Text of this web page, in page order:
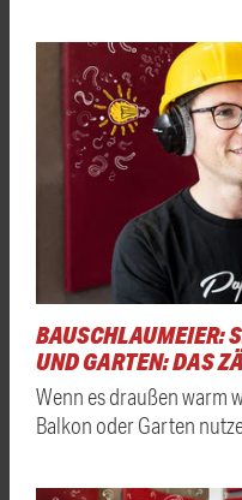
BAUSCHLAUMEIER:
UND GARTEN: DAS
Wenn es draußen warm
Balkon oder Garten